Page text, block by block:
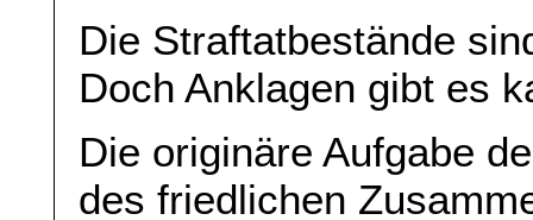
Die Straftatbestände
Doch Anklagen gibt es
Die originäre Aufgabe
des friedlichen